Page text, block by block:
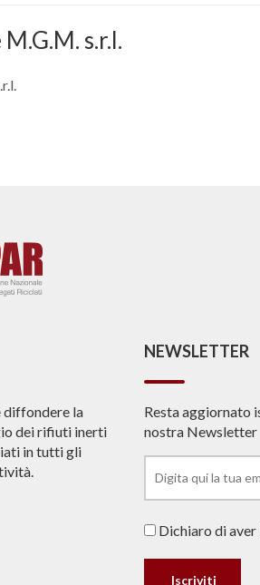
s.r.l.
la
dei rifiuti inerti
in tutti gli
NEWSLETTER
Resta aggiornato
nostra Newsletter
Dichiaro di